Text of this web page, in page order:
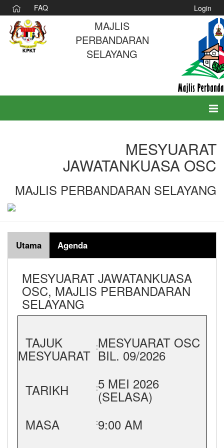
FAQ Login
MAJLIS
PERBANDARAN
SELAYANG
MESYUARAT
JAWATANKUASA OSC
MAJLIS PERBANDARAN SELAYANG
Utama Agenda
MESYUARAT JAWATANKUASA
OSC, MAJLIS PERBANDARAN
SELAYANG
TAJUK
MESYUARAT :MESYUARAT OSC
BIL. 09/2026
TARIKH
:5 MEI 2026
(SELASA)
MASA
:9:00 AM